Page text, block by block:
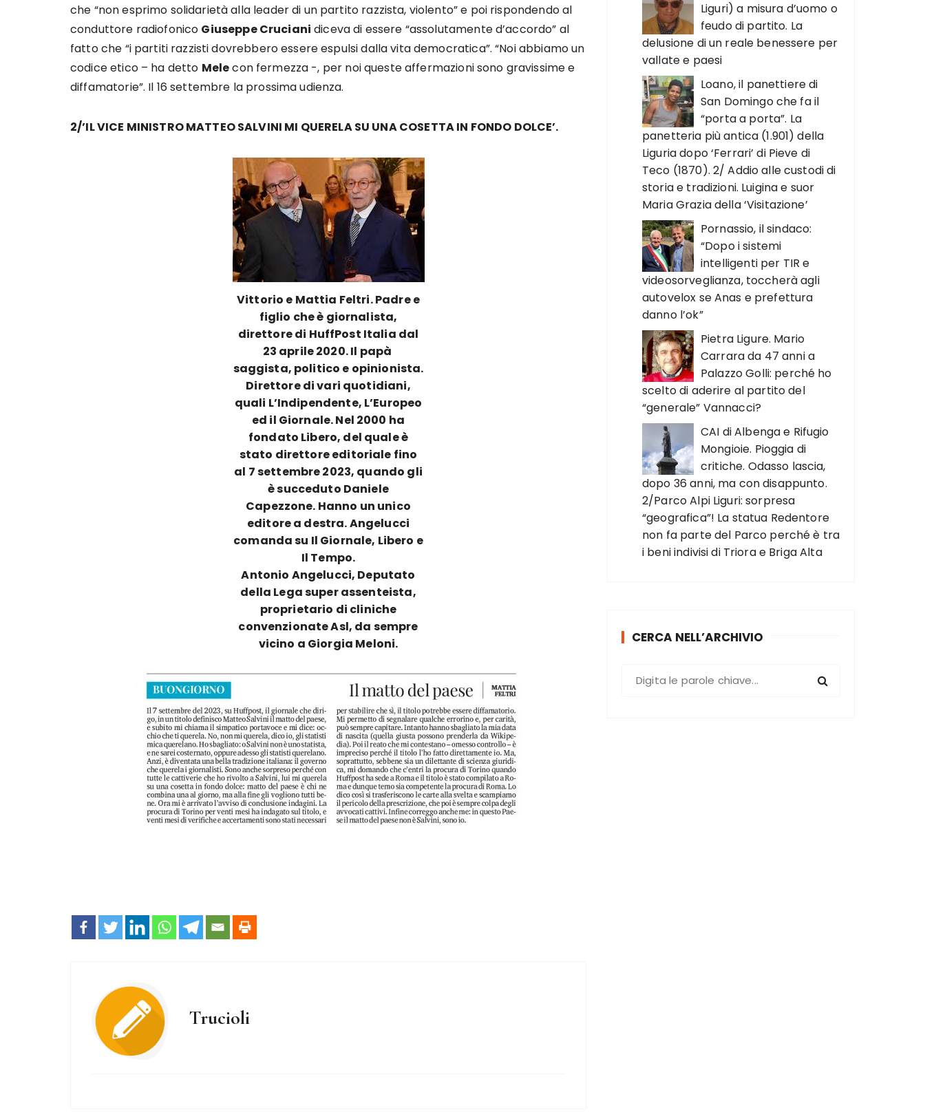
che “non esprimo solidarietà alla leader di un partito razzista, violento” e poi rispondendo al
conduttore radiofonico Giuseppe Cruciani diceva di essere “assolutamente d’accordo” al
fatto che “i partiti razzisti dovrebbero essere espulsi dalla vita democratica”. “Noi abbiamo un
codice etico – ha detto Melecon fermezza -, per noi queste affermazioni sono gravissime e
diffamatorie”. Il 16 settembre la prossima udienza.
2/’IL VICE MINISTRO MATTEO SALVINI MI QUERELA SU UNA COSETTA IN FONDO DOLCE’.
Vittorio e Mattia Feltri. Padre e
figlio che è giornalista,
direttore di HuffPost Italia dal
23 aprile 2020. Il papà
saggista, politico e opinionista.
Direttore di vari quotidiani,
quali L’Indipendente, L’Europeo
ed il Giornale. Nel 2000 ha
fondato Libero, del quale è
stato direttore editoriale fino
al 7 settembre 2023, quando gli
è succeduto Daniele
Capezzone. Hanno un unico
editore a destra. Angelucci
comanda su Il Giornale, Libero e
Il Tempo.
Antonio Angelucci, Deputato
della Lega super assenteista,
proprietario di cliniche
convenzionate Asl, da sempre
vicino a Giorgia Meloni.
Trucioli
Liguri) a misura d’uomo o
feudo di partito. La
delusione di un reale benessere per
vallate e paesi
Loano, il panettiere di
San Domingo che fa il
“porta a porta”. La
panetteria più antica (1.901) della
Liguria dopo ‘Ferrari’ di Pieve di
Teco (1870). 2/ Addio alle custodi di
storia e tradizioni. Luigina e suor
Maria Grazia della ‘Visitazione’
Pornassio, il sindaco:
“Dopo i sistemi
intelligenti per TIR e
videosorveglianza, toccherà agli
autovelox se Anas e prefettura
danno l’ok”
Pietra Ligure. Mario
Carrara da 47 anni a
Palazzo Golli: perché ho
scelto di aderire al partito del
“generale” Vannacci?
CAI di Albenga e Rifugio
Mongioie. Pioggia di
critiche. Odasso lascia,
dopo 36 anni, ma con disappunto.
2/Parco Alpi Liguri: sorpresa
“geografica”! La statua Redentore
non fa parte del Parco perché è tra
i beni indivisi di Triora e Briga Alta
CERCA NELL’ARCHIVIO